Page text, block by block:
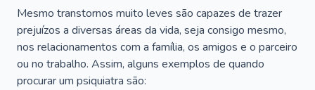
Mesmo transtornos muito leves são capazes de trazer
prejuízos a diversas áreas da vida, seja consigo mesmo,
nos relacionamentos com a família, os amigos e o parceiro
ou no trabalho. Assim, alguns exemplos de quando
procurar um psiquiatra são: